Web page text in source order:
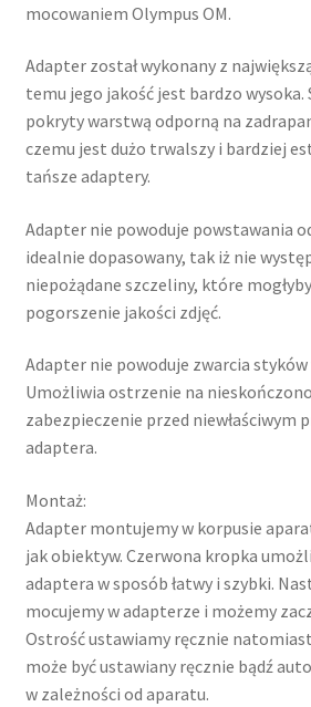
mocowaniem Olympus OM.
Adapter został wykonany z
temu jego jakość jest bardzo wysoka.
pokryty warstwą odporną na
czemu jest dużo trwalszy i bardziej
tańsze adaptery.
Adapter nie powoduje powstawania
idealnie dopasowany, tak iż nie
niepożądane szczeliny, które
pogorszenie jakości zdjęć.
Adapter nie powoduje zwarcia
Umożliwia ostrzenie na
zabezpieczenie przed niewłaściwym
adaptera.
Montaż:
Adapter montujemy w korpusie
jak obiektyw. Czerwona kropka
adaptera w sposób łatwy i szybki.
mocujemy w adapterze i możemy
Ostrość ustawiamy ręcznie
może być ustawiany ręcznie bądź
w zależności od aparatu.